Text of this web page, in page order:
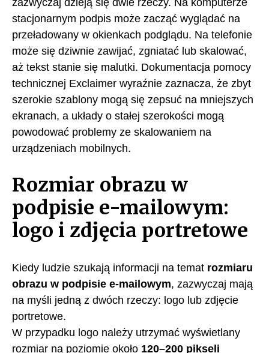
stacjonarnym podpis może zacząć wyglądać na
przeładowany w okienkach podglądu. Na telefonie
może się dziwnie zawijać, zgniatać lub skalować,
aż tekst stanie się malutki. Dokumentacja pomocy
technicznej Exclaimer wyraźnie zaznacza, że zbyt
szerokie szablony mogą się zepsuć na mniejszych
ekranach, a układy o stałej szerokości mogą
powodować problemy ze skalowaniem na
urządzeniach mobilnych.
Rozmiar obrazu w
podpisie e-mailowym:
logo i zdjęcia portretowe
Kiedy ludzie szukają informacji na temat rozmiaru
obrazu w podpisie e-mailowym, zazwyczaj mają
na myśli jedną z dwóch rzeczy: logo lub zdjęcie
portretowe.
W przypadku logo należy utrzymać wyświetlany
rozmiar na poziomie około 120–200 pikseli